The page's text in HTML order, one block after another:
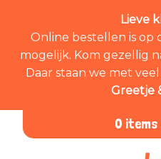
Lieve
Online bestellen is op
mogelijk. Kom gezellig
Daar staan we met
Greetje
0